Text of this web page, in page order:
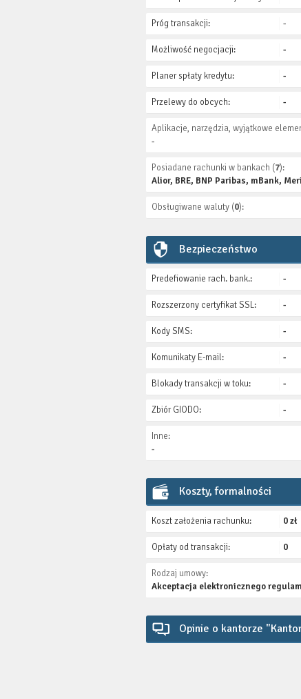
Próg transakcji: -
Możliwość negocjacji: -
Planer spłaty kredytu: -
Przelewy do obcych: -
Aplikacje, narzędzia, wyjątkowe
-
Posiadane rachunki w bankach (7):
Alior, BRE, BNP Paribas, mBank,
Obsługiwane waluty (0):
Bezpieczeństwo
Predefiowanie rach. bank.: -
Rozszerzony certyfikat SSL: -
Kody SMS: -
Komunikaty E-mail: -
Blokady transakcji w toku: -
Zbiór GIODO: -
Inne:
-
Koszty, formalności
Koszt założenia rachunku: 0 zł
Opłaty od transakcji: 0
Rodzaj umowy:
Akceptacja elektronicznego
Opinie o kantorze